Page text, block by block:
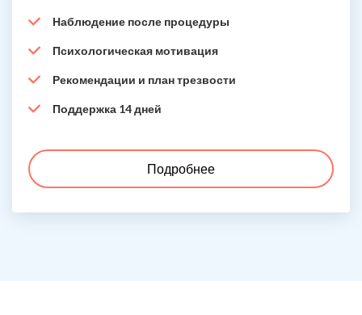
Наблюдение после процедуры
Психологическая мотивация
Рекомендации и план трезвости
Поддержка 14 дней
Подробнее